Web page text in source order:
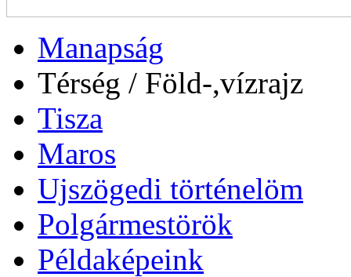
Manapság
Térség / Föld-,vízrajz
Tisza
Maros
Ujszögedi történelöm
Polgármestörök
Példaképeink